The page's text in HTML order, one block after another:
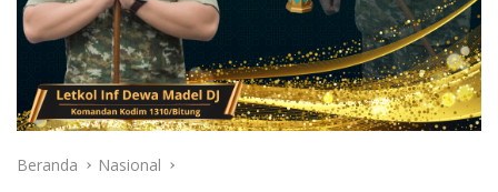
Beranda Nasional